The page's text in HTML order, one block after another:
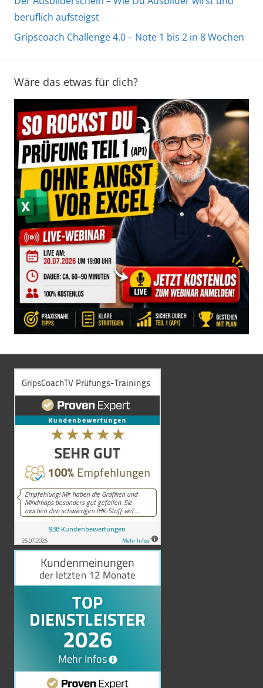
beruflich aufsteigst
Gripscoach Challenge 4.0 – Note 1 bis 2 in 8 Wochen
Wäre das etwas für dich?